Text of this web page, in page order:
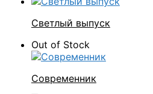
Светлый выпуск
Out of Stock
Современник